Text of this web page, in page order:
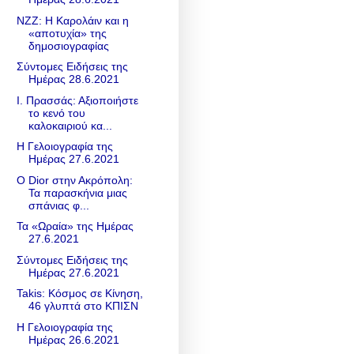
NZZ: Η Καρολάιν και η
«αποτυχία» της
δημοσιογραφίας
Σύντομες Ειδήσεις της
Ημέρας 28.6.2021
Ι. Πρασσάς: Αξιοποιήστε
το κενό του
καλοκαιριού κα...
Η Γελοιογραφία της
Ημέρας 27.6.2021
Ο Dior στην Ακρόπολη:
Τα παρασκήνια μιας
σπάνιας φ...
Τα «Ωραία» της Ημέρας
27.6.2021
Σύντομες Ειδήσεις της
Ημέρας 27.6.2021
Takis: Κόσμος σε Κίνηση,
46 γλυπτά στο ΚΠΙΣΝ
Η Γελοιογραφία της
Ημέρας 26.6.2021